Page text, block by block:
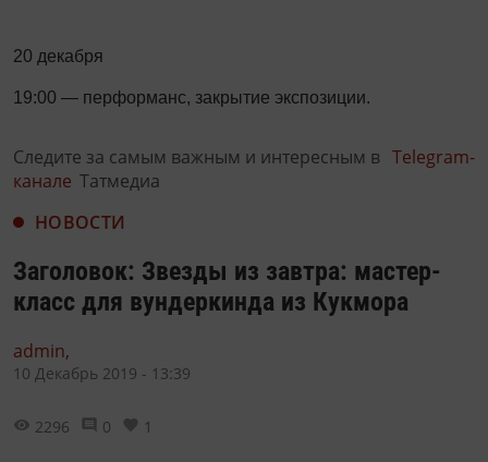
20 декабря
19:00 — перформанс, закрытие экспозиции.
Следите за самым важным и интересным в Telegram-
канале Татмедиа
НОВОСТИ
Заголовок: Звезды из завтра: мастер-
класс для вундеркинда из Кукмора
admin,
10 Декабрь 2019 - 13:39
2296 0 1